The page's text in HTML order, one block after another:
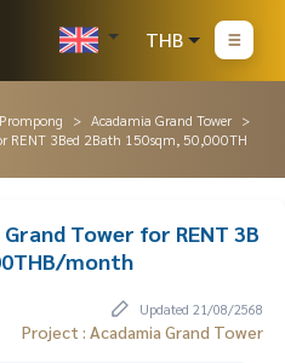
THB
Acadamia Grand Tower
RENT 3Bed 2Bath 150sqm, 50,000TH
Tower for RENT 3B
month
Updated 21/08/2568
Project : Acadamia Grand Tower